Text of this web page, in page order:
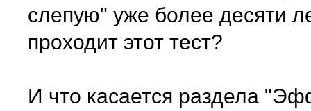
слепую" уже более десяти
проходит этот тест?
И что касается раздела